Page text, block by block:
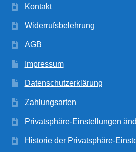
Kontakt
Widerrufsbelehrung
AGB
Impressum
Datenschutzerklärung
Zahlungsarten
Privatsphäre-Einstellungen
Historie der Privatsphäre-